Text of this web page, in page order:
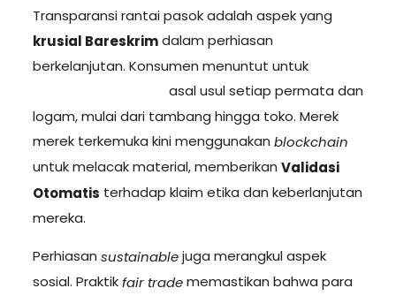
Transparansi rantai pasok adalah aspek yang
krusial Bareskrimdalam perhiasan
berkelanjutan. Konsumen menuntut untuk
asal usul setiap permata dan
logam, mulai dari tambang hingga toko. Merek
merek terkemuka kini menggunakan blockchain
untuk melacak material, memberikan Validasi
Otomatis terhadap klaim etika dan keberlanjutan
mereka.
Perhiasan sustainablejuga merangkul aspek
sosial. Praktikfair tradememastikan bahwa para